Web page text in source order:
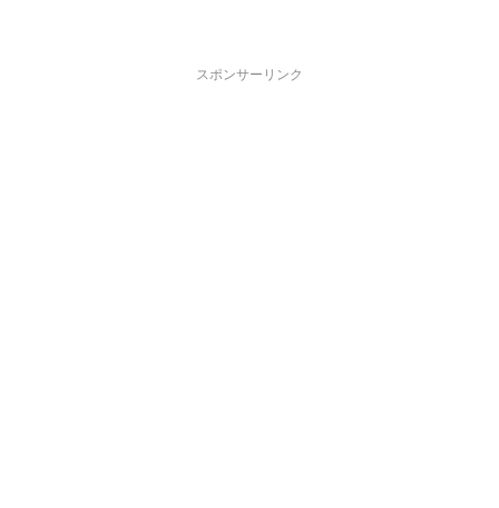
スポンサーリンク